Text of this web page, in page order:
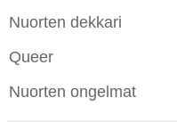
Nuorten dekkari
Queer
Nuorten ongelmat